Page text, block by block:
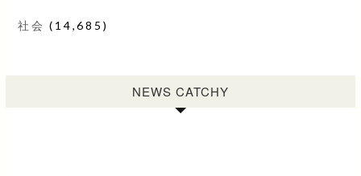
社会 (14,685)
NEWS CATCHY